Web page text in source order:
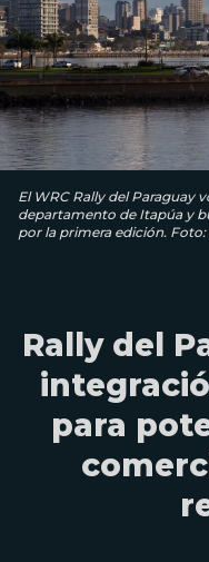
El WRC Rally del Paraguay
departamento de Itapúa y
por la primera edición. Foto:
Rally del
para